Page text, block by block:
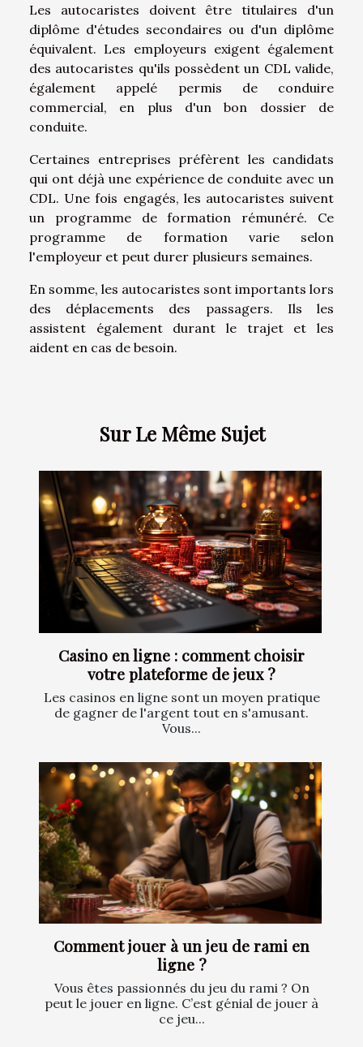
Les autocaristes doivent être titulaires d'un
diplôme d'études secondaires ou d'un diplôme
équivalent. Les employeurs exigent également
des autocaristes qu'ils possèdent un CDL valide,
également appelé permis de conduire
commercial, en plus d'un bon dossier de
conduite.
Certaines entreprises préfèrent les candidats
qui ont déjà une expérience de conduite avec un
CDL. Une fois engagés, les autocaristes suivent
un programme de formation rémunéré. Ce
programme de formation varie selon
l'employeur et peut durer plusieurs semaines.
En somme, les autocaristes sont importants lors
des déplacements des passagers. Ils les
assistent également durant le trajet et les
aident en cas de besoin.
Sur Le Même Sujet
Casino en ligne : comment choisir
votre plateforme de jeux ?
Les casinos en ligne sont un moyen pratique
de gagner de l'argent tout en s'amusant.
Vous...
Comment jouer à un jeu de rami en
ligne ?
Vous êtes passionnés du jeu du rami ? On
peut le jouer en ligne. C’est génial de jouer à
ce jeu...